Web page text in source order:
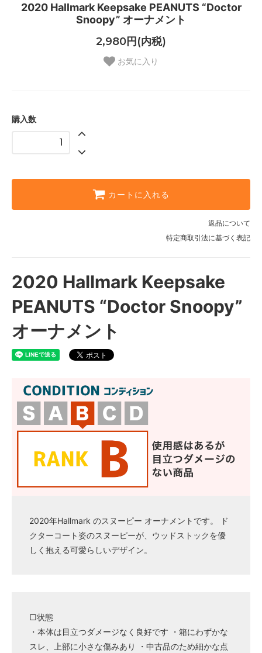
2020 Hallmark Keepsake PEANUTS “Doctor
Snoopy” オーナメント
2,980円(内税)
お気に入り
購入数
カートに入れる
返品について
特定商取引法に基づく表記
2020 Hallmark Keepsake
PEANUTS “Doctor Snoopy”
オーナメント
2020年Hallmark のスヌーピー オーナメントです。 ド
クターコート姿のスヌーピーが、ウッドストックを優
しく抱える可愛らしいデザイン。
□状態
・本体は目立つダメージなく良好です ・箱にわずかな
スレ、上部に小さな傷みあり ・中古品のため細かな点